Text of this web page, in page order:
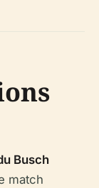
Busch
match